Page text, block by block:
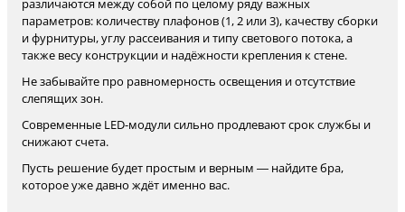
различаются между собой по целому ряду важных
параметров: количеству плафонов (1, 2 или 3), качеству сборки
и фурнитуры, углу рассеивания и типу светового потока, а
также весу конструкции и надёжности крепления к стене.
Не забывайте про равномерность освещения и отсутствие
слепящих зон.
Современные LED-модули сильно продлевают срок службы и
снижают счета.
Пусть решение будет простым и верным — найдите бра,
которое уже давно ждёт именно вас.